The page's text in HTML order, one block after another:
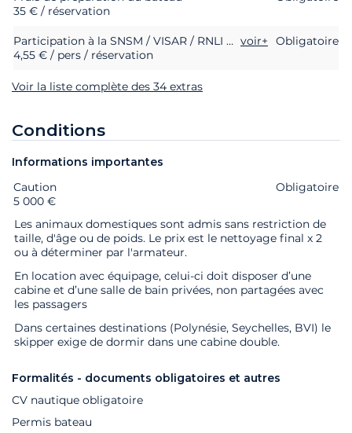
35 € / réservation
Participation à la SNSM / VISAR / RNLI (sauvetage en mer) voir+
Obligatoire
4,55 € / pers / réservation
Voir la liste complète des 34 extras
Conditions
Informations importantes
Extras Statut
Caution
Obligatoire
5 000 €
Les animaux domestiques sont admis sans restriction de
taille, d'âge ou de poids. Le prix est le nettoyage final x 2
ou à déterminer par l'armateur.
En location avec équipage, celui-ci doit disposer d’une
cabine et d’une salle de bain privées, non partagées avec
les passagers
Dans certaines destinations (Polynésie, Seychelles, BVI) le
skipper exige de dormir dans une cabine double.
Formalités - documents obligatoires et autres
CV nautique obligatoire
Permis bateau